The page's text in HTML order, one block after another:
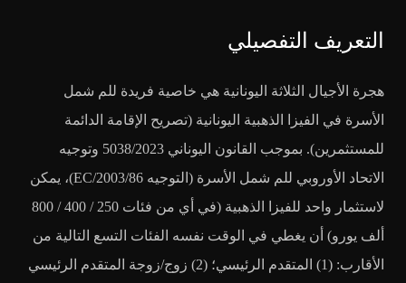
التعريف التفصيلي
هجرة الأجيال الثلاثة اليونانية هي خاصية فريدة للم شمل
الأسرة في الفيزا الذهبية اليونانية (تصريح الإقامة الدائمة
للمستثمرين). بموجب القانون اليوناني 5038/2023 وتوجيه
الاتحاد الأوروبي للم شمل الأسرة (التوجيه 2003/86/EC)، يمكن
لاستثمار واحد للفيزا الذهبية (في أي من فئات 250 / 400 / 800
ألف يورو) أن يغطي في الوقت نفسه الفئات التسع التالية من
الأقارب: (1) المتقدم الرئيسي؛ (2) زوج/زوجة المتقدم الرئيسي